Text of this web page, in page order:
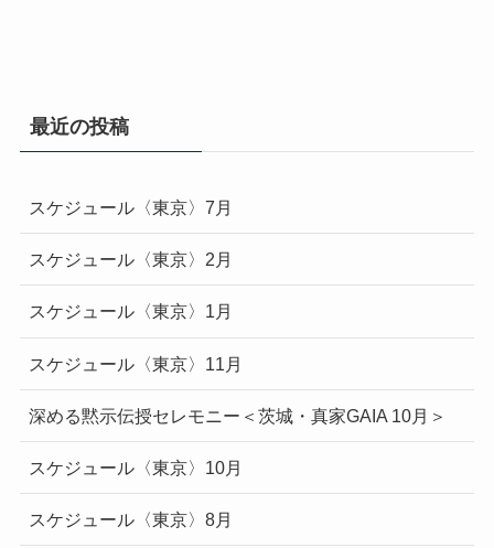
最近の投稿
スケジュール〈東京〉7月
スケジュール〈東京〉2月
スケジュール〈東京〉1月
スケジュール〈東京〉11月
深める黙示伝授セレモニー＜茨城・真家GAIA 10月＞
スケジュール〈東京〉10月
スケジュール〈東京〉8月